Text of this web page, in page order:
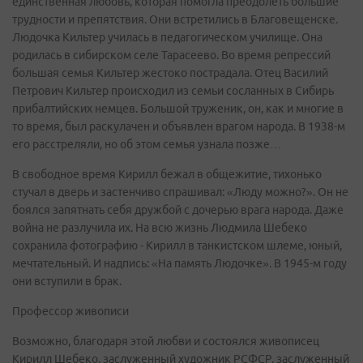
трудности и препятствия. Они встретились в Благовещенске.
Людочка Кильтер училась в педагогическом училище. Она
родилась в сибирском селе Тарасеево. Во время репрессий
большая семья Кильтер жестоко пострадала. Отец Василий
Петрович Кильтер происходил из семьи сосланных в Сибирь
прибалтийских немцев. Большой труженик, он, как и многие в
то время, был раскулачен и объявлен врагом народа. В 1938-м
его расстреляли, но об этом семья узнала позже…
В свободное время Кирилл бежал в общежитие, тихонько
стучал в дверь и застенчиво спрашивал: «Люду можно?». Он не
боялся запятнать себя дружбой с дочерью врага народа. Даже
война не разлучила их. На всю жизнь Людмила Шебеко
сохранила фотографию - Кирилл в танкистском шлеме, юный,
мечтательный. И надпись: «На память Людочке». В 1945-м году
они вступили в брак.
Профессор живописи
Возможно, благодаря этой любви и состоялся живописец
Кирилл Шебеко, заслуженный художник РСФСР, заслуженный